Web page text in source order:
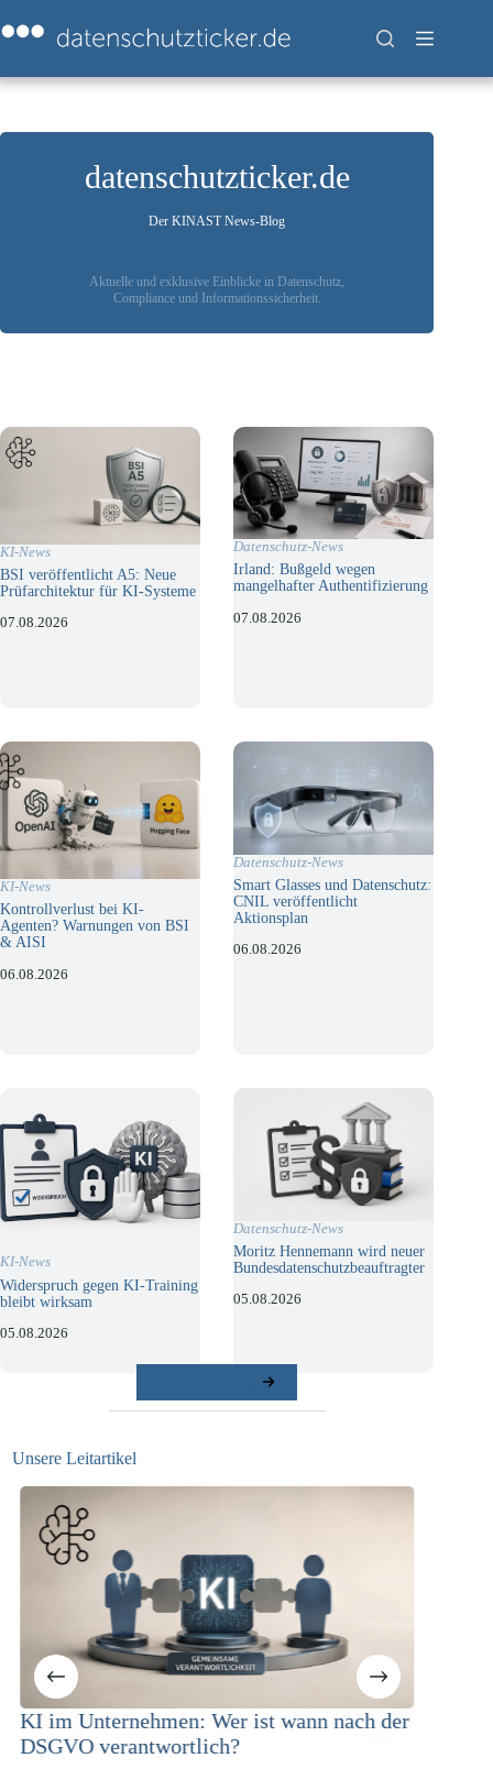
Inhalt
springen
datenschutzticker.de
Der KINAST News-Blog
Aktuelle und exklusive Einblicke in Datenschutz,
Compliance und Informationssicherheit.
KI-News
BSI veröffentlicht A5: Neue
Prüfarchitektur für KI-Systeme
07.08.2026
Datenschutz-News
Irland: Bußgeld wegen
mangelhafter Authentifizierung
07.08.2026
KI-News
Kontrollverlust bei KI-
Agenten? Warnungen von BSI
& AISI
06.08.2026
Datenschutz-News
Smart Glasses und Datenschutz:
CNIL veröffentlicht
Aktionsplan
06.08.2026
KI-News
Widerspruch gegen KI-Training
bleibt wirksam
05.08.2026
Datenschutz-News
Moritz Hennemann wird neuer
Bundesdatenschutzbeauftragter
05.08.2026
Unsere Leitartikel
Unternehmen: Wer ist wann nach der
verantwortlich?
KI-